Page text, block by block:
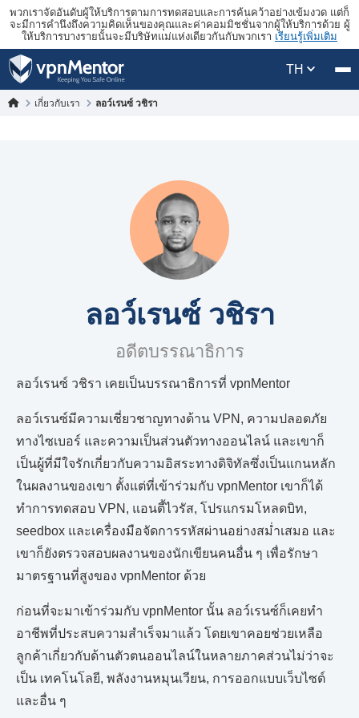
พวกเราจัดอันดับผู้ให้บริการตามการทดสอบและการค้นคว้าอย่างเข้มงวด แต่ก็
จะมีการคำนึงถึงความคิดเห็นของคุณและค่าคอมมิชชั่นจากผู้ให้บริการด้วย ผู้
ให้บริการบางรายนั้นจะมีบริษัทแม่แห่งเดียวกันกับพวกเรา เรียนรู้เพิ่มเติม
TH
เกี่ยวกับเรา ลอว์เรนซ์ วชิรา
ลอว์เรนซ์ วชิรา
อดีตบรรณาธิการ
ลอว์เรนซ์ วชิรา เคยเป็นบรรณาธิการที่ vpnMentor
ลอว์เรนซ์มีความเชี่ยวชาญทางด้าน VPN, ความปลอดภัย
ทางไซเบอร์ และความเป็นส่วนตัวทางออนไลน์ และเขาก็
เป็นผู้ที่มีใจรักเกี่ยวกับความอิสระทางดิจิทัลซึ่งเป็นแกนหลัก
ในผลงานของเขา ตั้งแต่ที่เข้าร่วมกับ vpnMentor เขาก็ได้
ทำการทดสอบ VPN, แอนตี้ไวรัส, โปรแกรมโหลดบิท,
seedbox และเครื่องมือจัดการรหัสผ่านอย่างสม่ำเสมอ และ
เขาก็ยังตรวจสอบผลงานของนักเขียนคนอื่น ๆ เพื่อรักษา
มาตรฐานที่สูงของ vpnMentor ด้วย
ก่อนที่จะมาเข้าร่วมกับ vpnMentor นั้น ลอว์เรนซ์ก็เคยทำ
อาชีพที่ประสบความสำเร็จมาแล้ว โดยเขาคอยช่วยเหลือ
ลูกค้าเกี่ยวกับด้านตัวตนออนไลน์ในหลายภาคส่วนไม่ว่าจะ
เป็น เทคโนโลยี, พลังงานหมุนเวียน, การออกแบบเว็บไซต์
และอื่น ๆ